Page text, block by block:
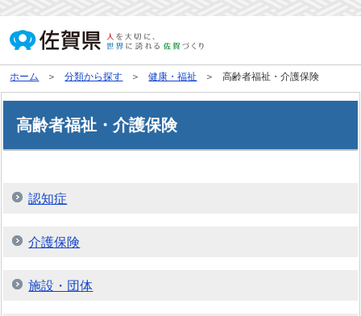
ホーム 分類から探す 健康・福祉 高齢者福祉・介護保険
高齢者福祉・介護保険
認知症
介護保険
施設・団体